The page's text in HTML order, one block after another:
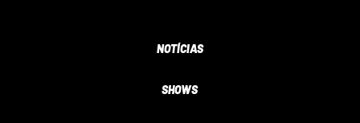
NOTÍCIAS
SHOWS